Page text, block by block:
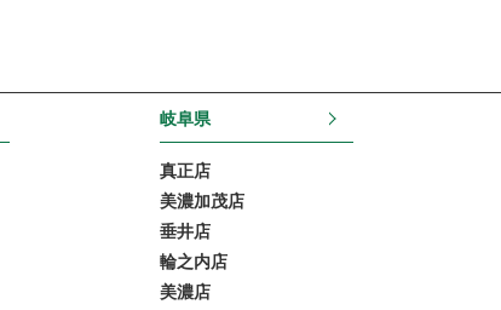
岐阜県
真正店
美濃加茂店
垂井店
輪之内店
美濃店